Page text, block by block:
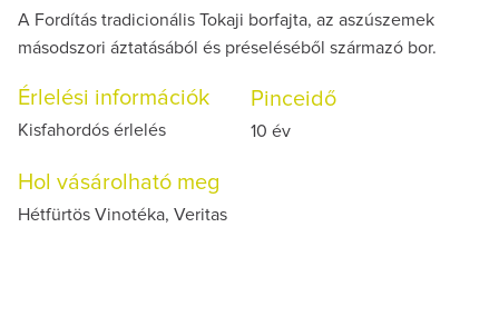
A Fordítás tradicionális Tokaji borfajta, az aszúszemek
másodszori áztatásából és préseléséből származó bor.
Érlelési információk
Kisfahordós érlelés
Pinceidő
10 év
Hol vásárolható meg
Hétfürtös Vinotéka, Veritas